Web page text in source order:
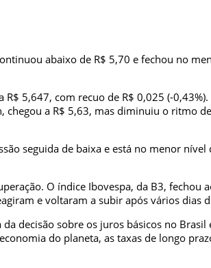
abaixo de R$ 5,70 e fechou no
5,647, com recuo de R$ 0,025 (-
a R$ 5,63, mas diminuiu o ritmo
seguida de baixa e está no menor
O índice Ibovespa, da B3,
e voltaram a subir após vários dias
decisão sobre os juros básicos no
do planeta, as taxas de longo